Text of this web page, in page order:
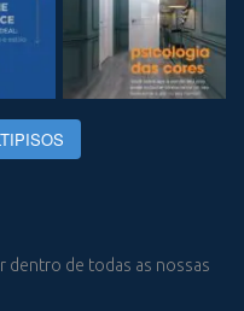
dentro de todas as nossas